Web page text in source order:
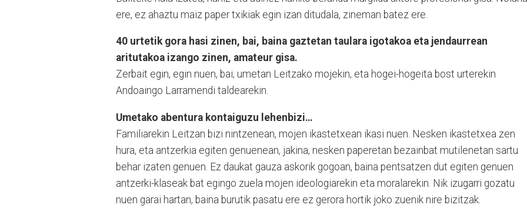
ere, ez ahaztu maiz paper txikiak egin izan ditudala, zineman batez ere.
40 urtetik gora hasi zinen, bai, baina gaztetan taulara igotakoa eta jendaurrean
aritutakoa izango zinen, amateur gisa.
Zerbait egin, egin nuen, bai; umetan Leitzako mojekin, eta hogei-hogeita bost urterekin
Andoaingo Larramendi taldearekin.
Umetako abentura kontaiguzu lehenbizi…
Familiarekin Leitzan bizi nintzenean, mojen ikastetxean ikasi nuen. Nesken ikastetxea zen
hura, eta antzerkia egiten genuenean, jakina, nesken paperetan bezainbat mutilenetan sartu
behar izaten genuen. Ez daukat gauza askorik gogoan, baina pentsatzen dut egiten genuen
antzerki-klaseak bat egingo zuela mojen ideologiarekin eta moralarekin. Nik izugarri gozatu
nuen garai hartan, baina burutik pasatu ere ez gerora hortik joko zuenik nire bizitzak.